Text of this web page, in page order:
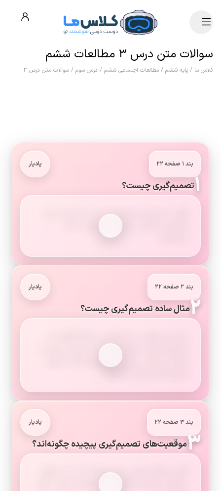
سوالات متن درس ۳ مطالعات ششم
کلاس ما / پایه ششم / مطالعات اجتماعی ششم / درس سوم / سوالات متن درس ۳
بند ۱ صفحه ۲۲ یادیار
۱تصمیم‌گیری چیست؟
وقتی ما تصمیم می‌گیریم، از بین دو یا چند چیز،
مواردی را انتخاب می‌کنیم و مواردی را کنار
بند ۲ صفحه ۲۲ یادیار
۲مثال ساده تصمیم‌گیری چیست؟
بازی‌های فکری سرگرم‌کننده دارد، می‌روید و یکی از
آنها را می‌خرید، چیزی را انتخاب کرده‌اید یا بهتر
بند ۳ صفحه ۲۲ یادیار
۳موقعیت‌های تصمیم‌گیری پیچیده چگونه‌اند؟
گاهی موقعیت‌هایی پیش می‌آید که در آن راه‌های
مختلف و متعدّدی وجود دارد و انتخاب یکی از آنها